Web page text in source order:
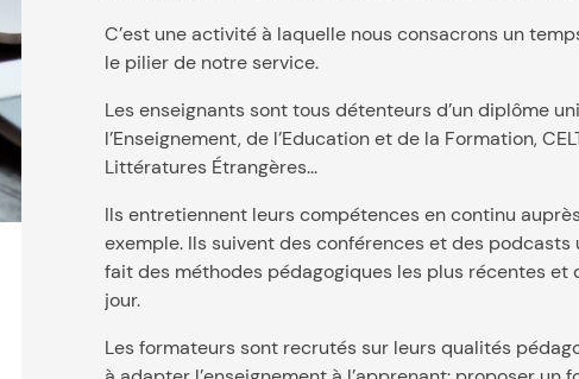
C’est une activité à laquelle nous consacrons un
le pilier de notre service.
Les enseignants sont tous détenteurs d’un diplôme
l’Enseignement, de l’Education et de la Formation,
Littératures Étrangères...
Ils entretiennent leurs compétences en continu
exemple. Ils suivent des conférences et des
fait des méthodes pédagogiques les plus récentes et
jour.
Les formateurs sont recrutés sur leurs qualités